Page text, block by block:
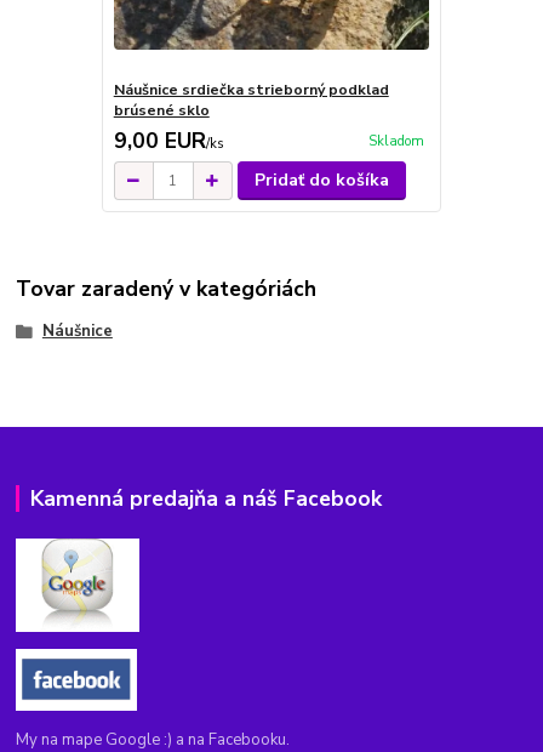
Náušnice srdiečka strieborný podklad
brúsené sklo
9,00 EUR/ks Skladom
Pridať do košíka
Tovar zaradený v kategóriách
Náušnice
Kamenná predajňa a náš Facebook
My na mape Google :) a na Facebooku.